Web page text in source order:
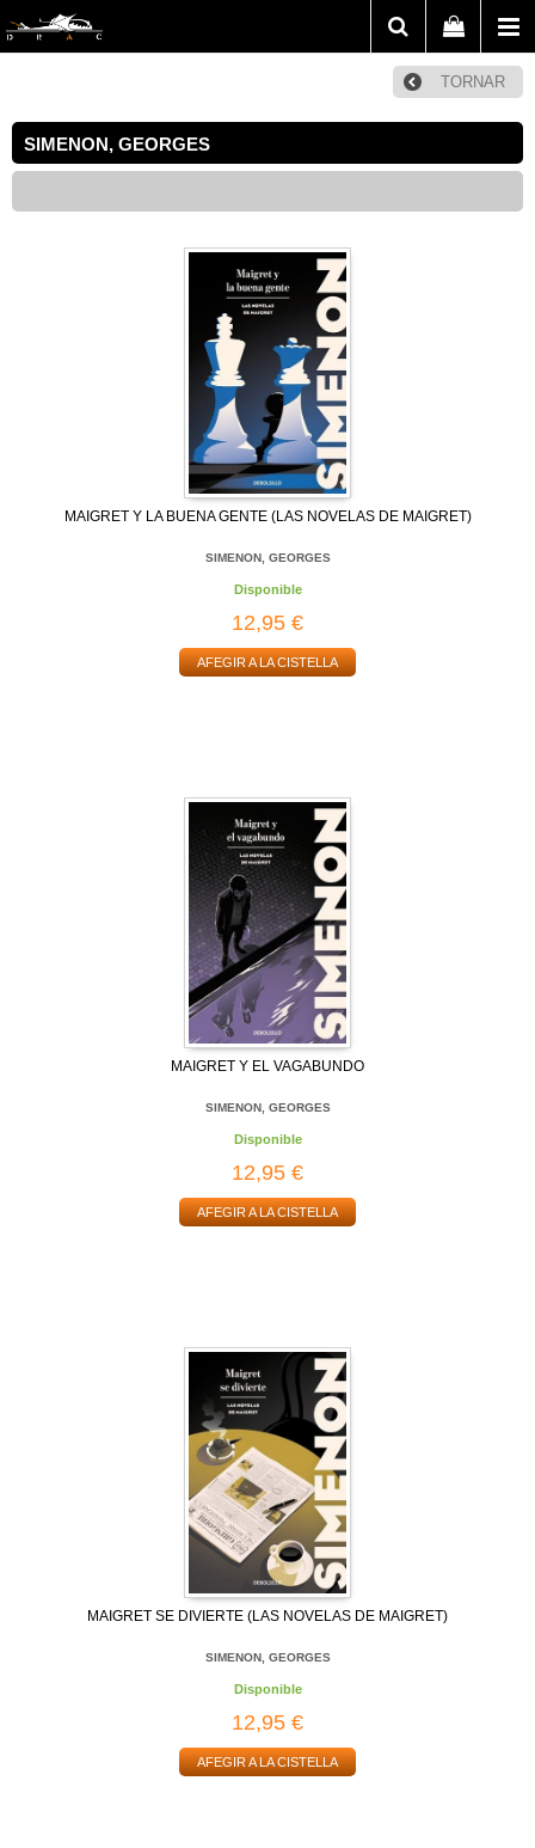
TORNAR
SIMENON, GEORGES
MAIGRET Y LA BUENA GENTE (LAS NOVELAS DE MAIGRET)
SIMENON, GEORGES
Disponible
12,95 €
AFEGIR A LA CISTELLA
MAIGRET Y EL VAGABUNDO
SIMENON, GEORGES
Disponible
12,95 €
AFEGIR A LA CISTELLA
MAIGRET SE DIVIERTE (LAS NOVELAS DE MAIGRET)
SIMENON, GEORGES
Disponible
12,95 €
AFEGIR A LA CISTELLA